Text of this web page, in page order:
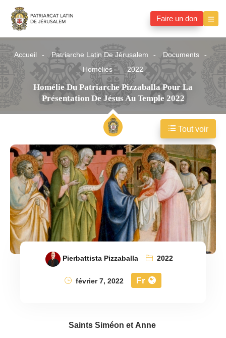
Faire un don
Accueil Patriarche Latin De Jérusalem
Documents
Homélies
2022
Homélie Du Patriarche Pizzaballa Pour La
Présentation De Jésus Au Temple 2022
Pierbattista Pizzaballa
2022
février 7, 2022
Fr
Saints Siméon et Anne
Tout voir